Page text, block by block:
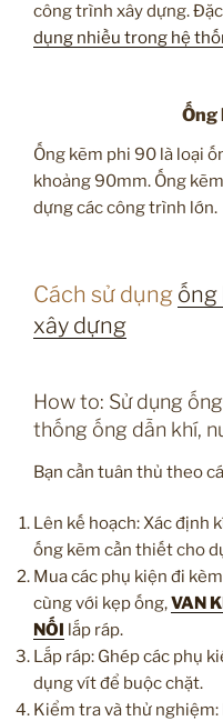
công trình xây dựng.
dụng nhiều trong hệ
Ống
Ống kẽm phi 90 là loại
khoảng 90mm. Ống
dựng các công trình lớn.
Cách sử dụng ống
xây dựng
How to: Sử dụng
thống ống dẫn khí,
Bạn cần tuân thủ theo
Lên kế hoạch: Xác định
ống kẽm cần thiết cho
Mua các phụ kiện đi
cùng với kẹp ống,VAN
NỐI lắp ráp.
Lắp ráp: Ghép các phụ
dụng vít để buộc chặt.
Kiểm tra và thử